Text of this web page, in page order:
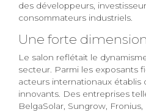
des développeurs,
consommateurs industriels.
Une forte
Le salon reflétait le
secteur. Parmi les exposants
acteurs internationaux établis
innovants. Des entreprises
BelgaSolar, Sungrow, Fronius,